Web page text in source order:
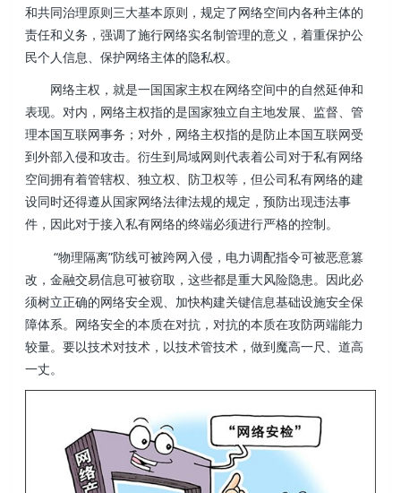
和共同治理原则三大基本原则，规定了网络空间内各种主体的
责任和义务，强调了施行网络实名制管理的意义，着重保护公
民个人信息、保护网络主体的隐私权。
网络主权，就是一国国家主权在网络空间中的自然延伸和
表现。对内，网络主权指的是国家独立自主地发展、监督、管
理本国互联网事务；对外，网络主权指的是防止本国互联网受
到外部入侵和攻击。衍生到局域网则代表着公司对于私有网络
空间拥有着管辖权、独立权、防卫权等，但公司私有网络的建
设同时还得遵从国家网络法律法规的规定，预防出现违法事
件，因此对于接入私有网络的终端必须进行严格的控制。
“物理隔离”防线可被跨网入侵，电力调配指令可被恶意篡
改，金融交易信息可被窃取，这些都是重大风险隐患。因此必
须树立正确的网络安全观、加快构建关键信息基础设施安全保
障体系。网络安全的本质在对抗，对抗的本质在攻防两端能力
较量。要以技术对技术，以技术管技术，做到魔高一尺、道高
一丈。